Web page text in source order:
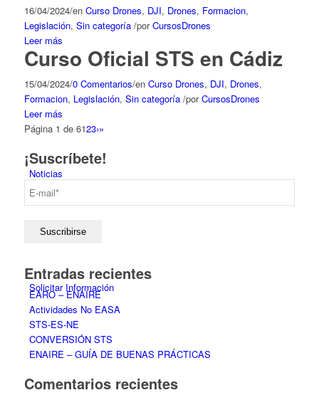
Noticias
Solicitar Información
16/04/2024/en Curso Drones, DJI, Drones, Formacion,
Legislación, Sin categoría /porCursosDrones
Leer más
Curso Oficial STS en Cádiz
15/04/2024/0 Comentarios/en Curso Drones, DJI, Drones,
Formacion, Legislación, Sin categoría /porCursosDrones
Leer más
Página 1 de 6123›»
¡Suscríbete!
Entradas recientes
EARO – ENAIRE
Actividades No EASA
STS-ES-NE
CONVERSIÓN STS
ENAIRE – GUÍA DE BUENAS PRÁCTICAS
Comentarios recientes